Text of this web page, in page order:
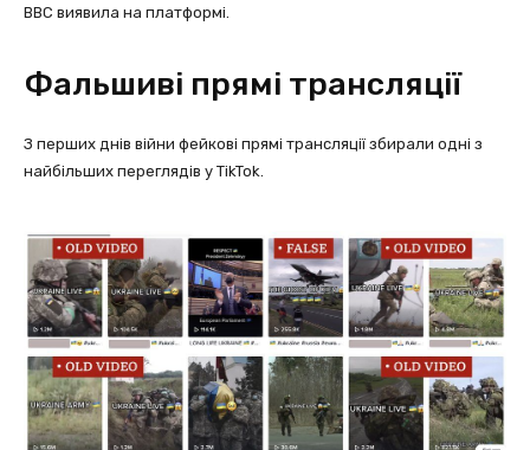
BBC виявила на платформі.
Фальшиві прямі трансляції
З перших днів війни фейкові прямі трансляції збирали одні з
найбільших переглядів у TikTok.